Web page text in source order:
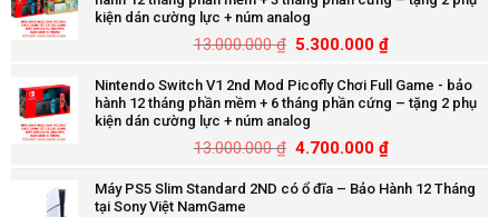
kiện dán cường lực + núm analog
13.000.000₫ 5.300.000₫
Nintendo Switch V1 2nd Mod Picofly Chơi Full Game - bảo
hành 12 tháng phần mềm + 6 tháng phần cứng – tặng 2 phụ
kiện dán cường lực + núm analog
13.000.000₫ 4.700.000₫
Máy PS5 Slim Standard 2ND có ổ đĩa – Bảo Hành 12 Tháng
tại Sony Việt NamGame